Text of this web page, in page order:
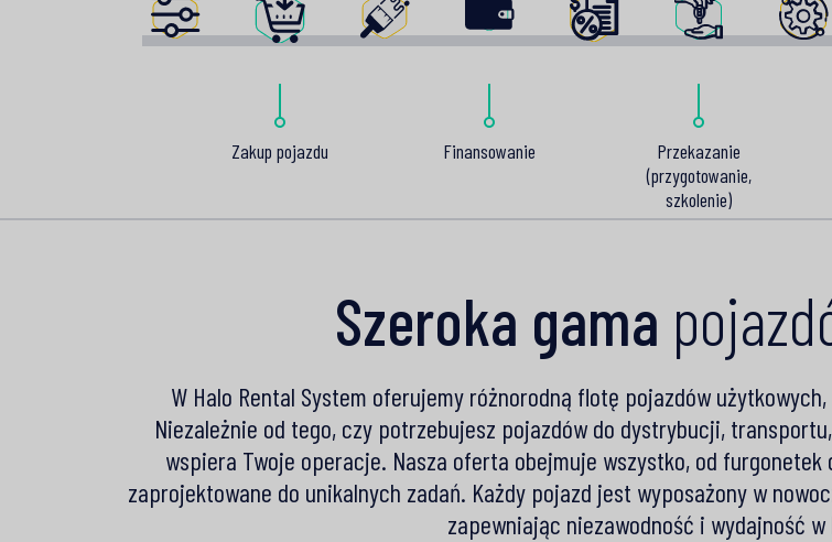
Zakup pojazdu Finansowanie
Przekazanie
(przygotowanie,
szkolenie)
Szeroka gama
W Halo Rental System oferujemy różnorodną flotę pojazdów
Niezależnie od tego, czy potrzebujesz pojazdów do dystrybucji,
wspiera Twoje operacje. Nasza oferta obejmuje wszystko, od
zaprojektowane do unikalnych zadań. Każdy pojazd jest wyposażony w
zapewniając niezawodność i wydajność